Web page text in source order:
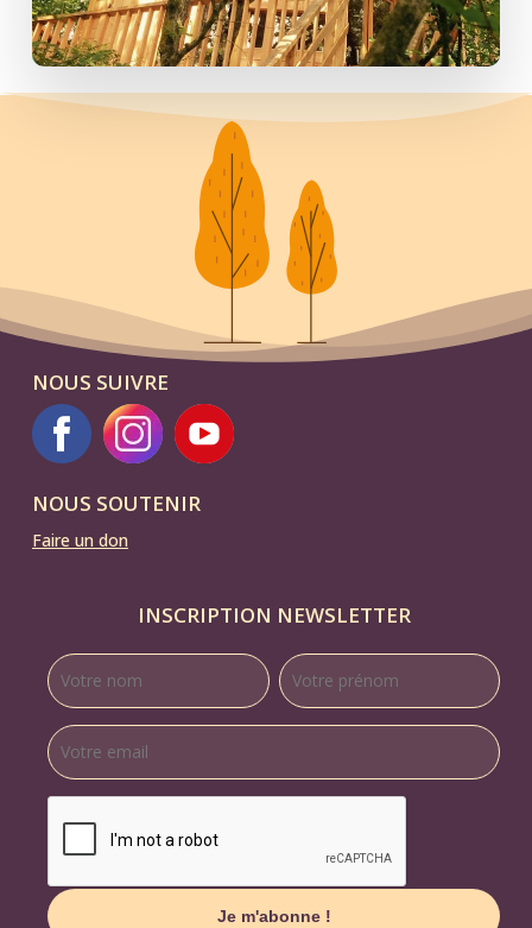
NOUS SUIVRE
NOUS SOUTENIR
Faire un don
INSCRIPTION NEWSLETTER